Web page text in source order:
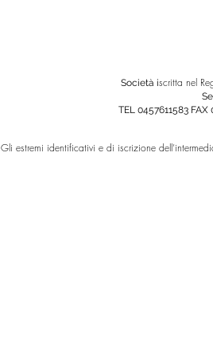
Società iscritta nel
TEL 0457611583 FAX
Gli estremi identificativi e di iscrizione